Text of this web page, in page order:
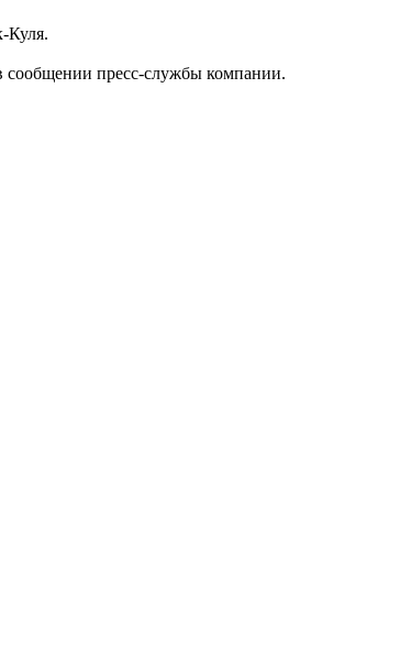
Куля.
сообщении пресс-службы компании.